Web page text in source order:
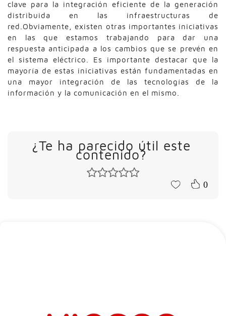
clave para la integración eficiente de la generación
distribuida en las infraestructuras de
red.Obviamente, existen otras importantes iniciativas
en las que estamos trabajando para dar una
respuesta anticipada a los cambios que se prevén en
el sistema eléctrico. Es importante destacar que la
mayoría de estas iniciativas están fundamentadas en
una mayor integración de las tecnologías de la
información y la comunicación en el mismo.
¿Te ha parecido útil este
contenido?
0